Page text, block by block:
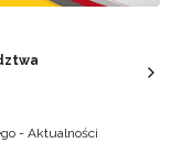
- Aktualności